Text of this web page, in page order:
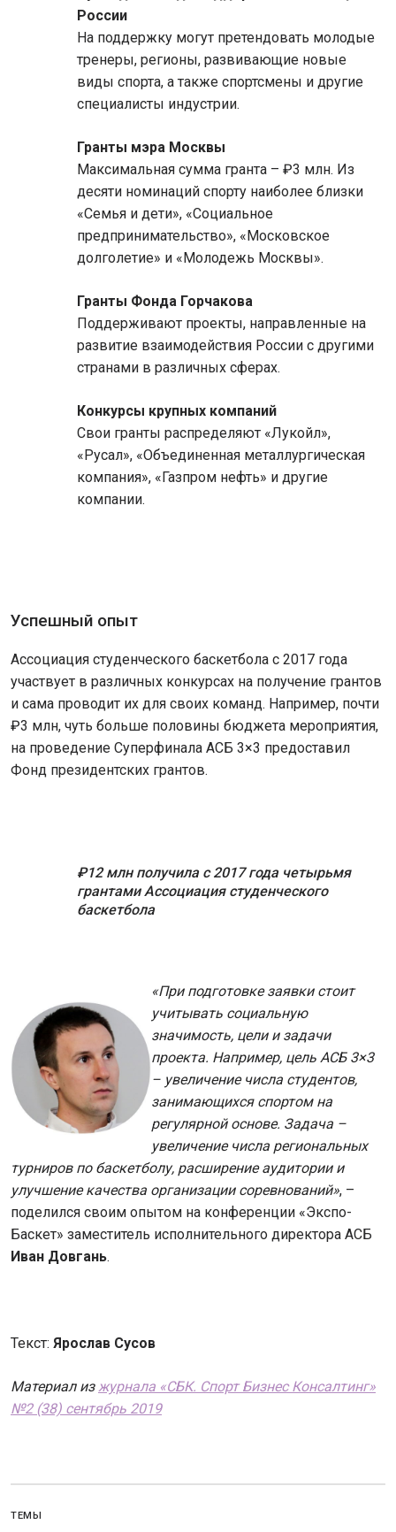
России
На поддержку могут претендовать молодые
тренеры, регионы, развивающие новые
виды спорта, а также спортсмены и другие
специалисты индустрии.
Гранты мэра Москвы
Максимальная сумма гранта – ₽3 млн. Из
десяти номинаций спорту наиболее близки
«Семья и дети», «Социальное
предпринимательство», «Московское
долголетие» и «Молодежь Москвы».
Гранты Фонда Горчакова
Поддерживают проекты, направленные на
развитие взаимодействия России с другими
странами в различных сферах.
Конкурсы крупных компаний
Свои гранты распределяют «Лукойл»,
«Русал», «Объединенная металлургическая
компания», «Газпром нефть» и другие
компании.
Успешный опыт
Ассоциация студенческого баскетбола с 2017 года
участвует в различных конкурсах на получение грантов
и сама проводит их для своих команд. Например, почти
₽3 млн, чуть больше половины бюджета мероприятия,
на проведение Суперфинала АСБ 3×3 предоставил
Фонд президентских грантов.
₽12 млн получила с 2017 года четырьмя
грантами Ассоциация студенческого
баскетбола
«При подготовке заявки стоит
учитывать социальную
значимость, цели и задачи
проекта. Например, цель АСБ 3×3
– увеличение числа студентов,
занимающихся спортом на
регулярной основе. Задача –
увеличение числа региональных
турниров по баскетболу, расширение аудитории и
улучшение качества организации соревнований», –
поделился своим опытом на конференции «Экспо-
Баскет» заместитель исполнительного директора АСБ
Иван Довгань.
Текст: Ярослав Сусов
Материал изжурнала «СБК. Спорт Бизнес Консалтинг»
№2 (38) сентябрь 2019
ТЕМЫ